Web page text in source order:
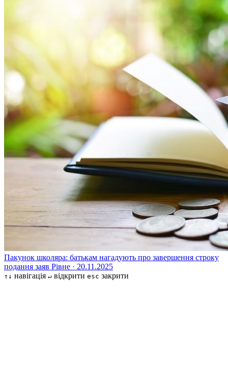
Пакунок школяра: батькам нагадують про завершення строку
подання заяв Рівне · 20.11.2025
↑↓ навігація ↵ відкрити esc закрити